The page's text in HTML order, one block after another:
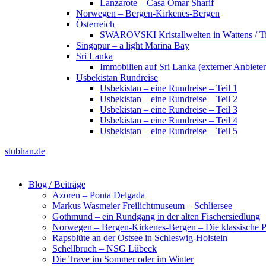
Lanzarote – Casa Omar Sharif
Norwegen – Bergen-Kirkenes-Bergen
Österreich
SWAROVSKI Kristallwelten in Wattens /
Singapur – a light Marina Bay
Sri Lanka
Immobilien auf Sri Lanka (externer
Usbekistan Rundreise
Usbekistan – eine Rundreise – Teil 1
Usbekistan – eine Rundreise – Teil 2
Usbekistan – eine Rundreise – Teil 3
Usbekistan – eine Rundreise – Teil 4
Usbekistan – eine Rundreise – Teil 5
stubhan.de
Blog / Beiträge
Azoren – Ponta Delgada
Markus Wasmeier Freilichtmuseum – Schliersee
Gothmund – ein Rundgang in der alten Fischersiedlung
Norwegen – Bergen-Kirkenes-Bergen – Die klassische
Rapsblüte an der Ostsee in Schleswig-Holstein
Schellbruch – NSG Lübeck
Die Trave im Sommer oder im Winter